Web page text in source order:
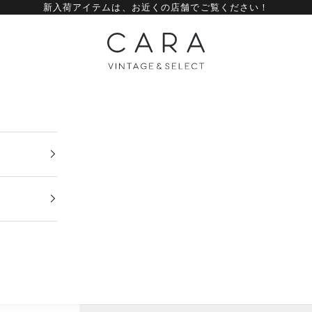
新入荷アイテムは、 お近くの店舗でご覧ください！
CARA vintage&select